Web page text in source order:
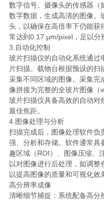
数字信号。摄像头的传感器（
数字数据，生成高清的图像。
头，以确保在高倍率下仍能获
常达到0.17 μm/pixel，足以分
3.自动化控制
玻片扫描仪的自动化系统通过
片扫描。载物台根据预设的
采集不同区域的图像。采集完
像拼接为完整的全玻片图像（
玻片扫描仪具备高效的自动对
最佳焦距。
4.图像处理与分析
扫描完成后，图像处理软件负
强、分析和存储。软件通常具
趣区域（ROI）、图像压缩、
以对图像进行后处理，如调整
以提高图像的质量和可视化效
高分辨率成像
清晰细节捕捉：系统配备高分